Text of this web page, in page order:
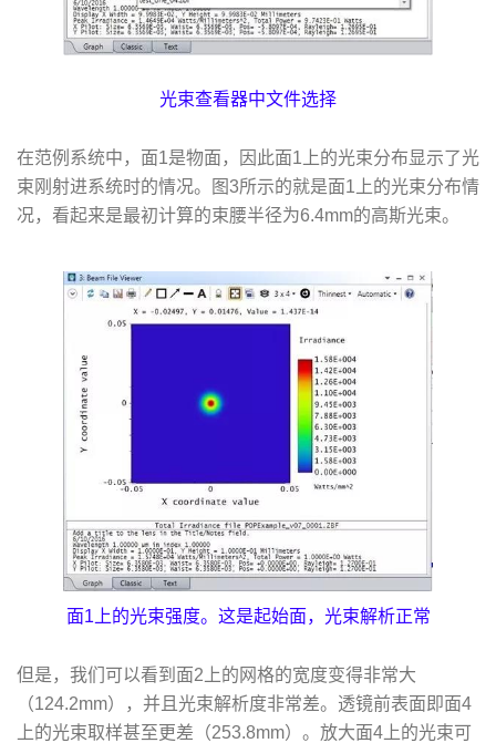
光束查看器中文件选择
在范例系统中，面1是物面，因此面1上的光束分布显示了光
束刚射进系统时的情况。图3所示的就是面1上的光束分布情
况，看起来是最初计算的束腰半径为6.4mm的高斯光束。
面1上的光束强度。这是起始面，光束解析正常
但是，我们可以看到面2上的网格的宽度变得非常大
（124.2mm），并且光束解析度非常差。透镜前表面即面4
上的光束取样甚至更差（253.8mm）。放大面4上的光束可